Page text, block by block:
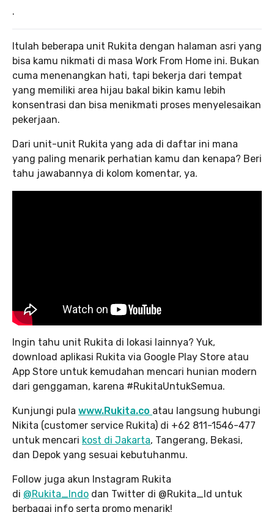
.
Itulah beberapa unit Rukita dengan halaman asri yang
bisa kamu nikmati di masa Work From Home ini. Bukan
cuma menenangkan hati, tapi bekerja dari tempat
yang memiliki area hijau bakal bikin kamu lebih
konsentrasi dan bisa menikmati proses menyelesaikan
pekerjaan.
Dari unit-unit Rukita yang ada di daftar ini mana
yang paling menarik perhatian kamu dan kenapa? Beri
tahu jawabannya di kolom komentar, ya.
Ingin tahu unit Rukita di lokasi lainnya? Yuk,
download aplikasi Rukita via Google Play Store atau
App Store untuk kemudahan mencari hunian modern
dari genggaman, karena #RukitaUntukSemua.
Kunjungi pula www.Rukita.co atau langsung hubungi
Nikita (customer service Rukita) di +62 811-1546-477
untuk mencari kost di Jakarta, Tangerang, Bekasi,
dan Depok yang sesuai kebutuhanmu.
Follow juga akun Instagram Rukita
di @Rukita_Indo dan Twitter di @Rukita_Id untuk
berbagai info serta promo menarik!